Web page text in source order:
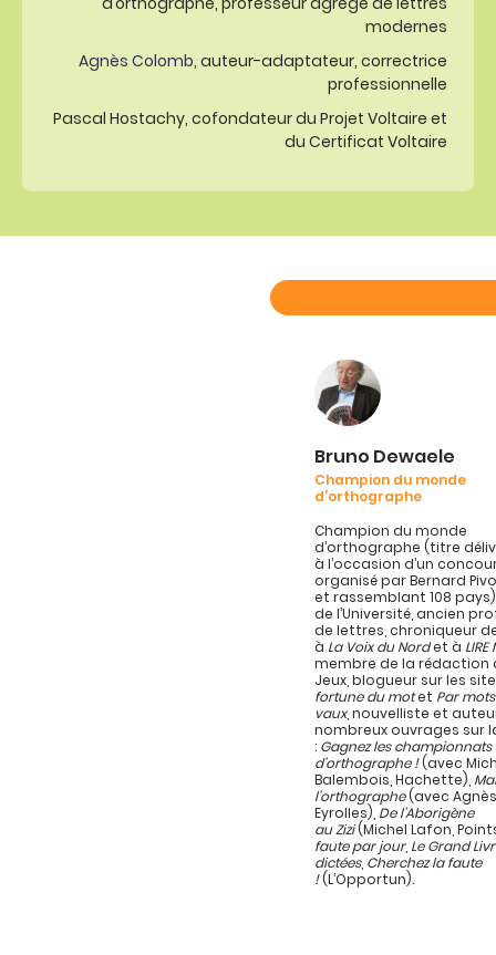
modernes
Agnès Colomb, auteur-adaptateur, correctrice
professionnelle
Pascal Hostachy, cofondateur du Projet Voltaire et
du Certificat Voltaire
Bruno Dewaele
Champion du monde
d’orthographe
Champion du monde
d’orthographe (titre
à l’occasion d’un
organisé par Bernard
et rassemblant 108
de l’Université, ancien
de lettres, chroniqueur
à La Voix du Nordet à
membre de la rédaction
Jeux, blogueur sur les
fortune du motet Par
vaux, nouvelliste et
nombreux ouvrages sur
: Gagnez les championnats
d’orthographe !(avec
Balembois, Hachette),
l’orthographe(avec
Eyrolles), De l’Aborigène
au Zizi(Michel Lafon,
faute par jour, Le Grand
dictées, Cherchez la faute
!(L’Opportun).